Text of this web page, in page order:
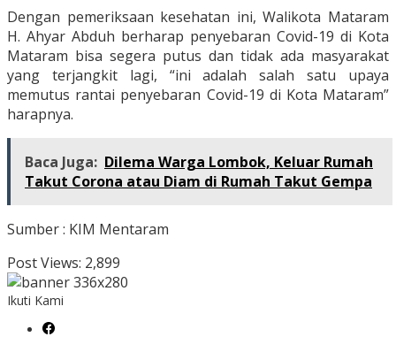
Dengan pemeriksaan kesehatan ini, Walikota Mataram
H. Ahyar Abduh berharap penyebaran Covid-19 di Kota
Mataram bisa segera putus dan tidak ada masyarakat
yang terjangkit lagi, “ini adalah salah satu upaya
memutus rantai penyebaran Covid-19 di Kota Mataram”
harapnya.
Baca Juga: Dilema Warga Lombok, Keluar Rumah
Takut Corona atau Diam di Rumah Takut Gempa
Sumber : KIM Mentaram
Post Views: 2,899
Ikuti Kami